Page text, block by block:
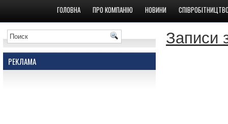
ГОЛОВНА ПРО КОМПАНІЮ НОВИНИ
РЕКЛАМА
Записи